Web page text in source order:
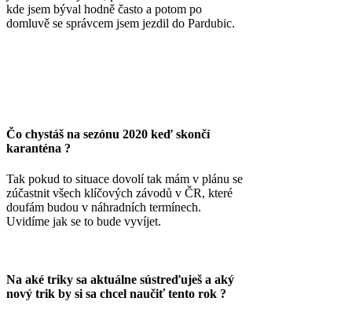
kde jsem býval hodně často a potom po
domluvě se správcem jsem jezdil do Pardubic.
Čo chystáš na sezónu 2020 keď skončí
karanténa ?
Tak pokud to situace dovolí tak mám v plánu se
zúčastnit všech klíčových závodů v ČR, které
doufám budou v náhradních termínech.
Uvidíme jak se to bude vyvíjet.
Na aké triky sa aktuálne sústreďuješ a aký
nový trik by si sa chcel naučiť tento rok ?